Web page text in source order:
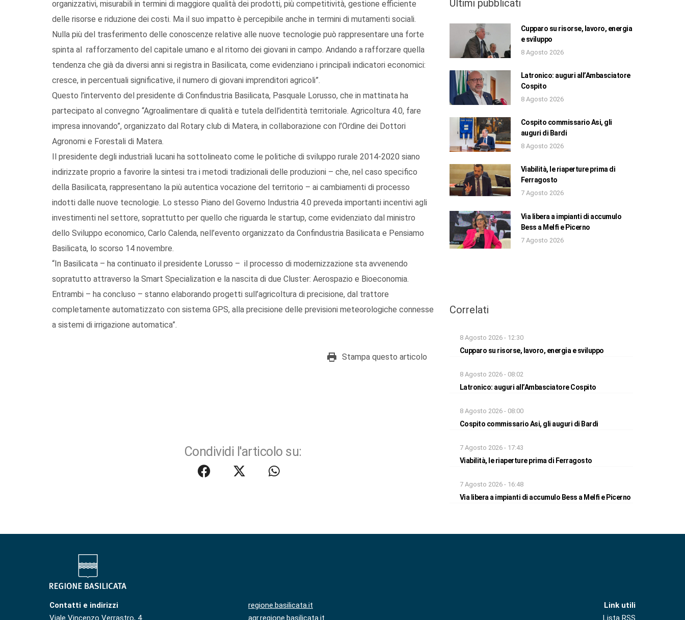
organizzativi, misurabili in termini di maggiore qualità dei prodotti, più competitività, gestione efficiente
delle risorse e riduzione dei costi. Ma il suo impatto è percepibile anche in termini di mutamenti sociali.
Nulla più del trasferimento delle conoscenze relative alle nuove tecnologie può rappresentare una forte
spinta al rafforzamento del capitale umano e al ritorno dei giovani in campo. Andando a rafforzare quella
tendenza che già da diversi anni si registra in Basilicata, come evidenziano i principali indicatori economici:
cresce, in percentuali significative, il numero di giovani imprenditori agricoli”.
Questo l’intervento del presidente di Confindustria Basilicata, Pasquale Lorusso, che in mattinata ha
partecipato al convegno “Agroalimentare di qualità e tutela dell’identità territoriale. Agricoltura 4.0, fare
impresa innovando”, organizzato dal Rotary club di Matera, in collaborazione con l’Ordine dei Dottori
Agronomi e Forestali di Matera.
Il presidente degli industriali lucani ha sottolineato come le politiche di sviluppo rurale 2014-2020 siano
indirizzate proprio a favorire la sintesi tra i metodi tradizionali delle produzioni – che, nel caso specifico
della Basilicata, rappresentano la più autentica vocazione del territorio – ai cambiamenti di processo
indotti dalle nuove tecnologie. Lo stesso Piano del Governo Industria 4.0 preveda importanti incentivi agli
investimenti nel settore, soprattutto per quello che riguarda le startup, come evidenziato dal ministro
dello Sviluppo economico, Carlo Calenda, nell’evento organizzato da Confindustria Basilicata e Pensiamo
Basilicata, lo scorso 14 novembre.
“In Basilicata – ha continuato il presidente Lorusso – il processo di modernizzazione sta avvenendo
sopratutto attraverso la Smart Specialization e la nascita di due Cluster: Aerospazio e Bioeconomia.
Entrambi – ha concluso – stanno elaborando progetti sull’agricoltura di precisione, dal trattore
completamente automatizzato con sistema GPS, alla precisione delle previsioni meteorologiche connesse
a sistemi di irrigazione automatica”.
Stampa questo articolo
Condividi l'articolo su:
Ultimi pubblicati
Cupparo su risorse, lavoro, energia
e sviluppo
8 Agosto 2026
Latronico: auguri all’Ambasciatore
Cospito
8 Agosto 2026
Cospito commissario Asi, gli
auguri di Bardi
8 Agosto 2026
Viabilità, le riaperture prima di
Ferragosto
7 Agosto 2026
Via libera a impianti di accumulo
Bess a Melfi e Picerno
7 Agosto 2026
Correlati
8 Agosto 2026 - 12:30
Cupparo su risorse, lavoro, energia e sviluppo
8 Agosto 2026 - 08:02
Latronico: auguri all’Ambasciatore Cospito
8 Agosto 2026 - 08:00
Cospito commissario Asi, gli auguri di Bardi
7 Agosto 2026 - 17:43
Viabilità, le riaperture prima di Ferragosto
7 Agosto 2026 - 16:48
Via libera a impianti di accumulo Bess a Melfi e Picerno
Contatti e indirizzi
Viale Vincenzo Verrastro, 4
regione.basilicata.it
agr.regione.basilicata.it
Link utili
Lista RSS